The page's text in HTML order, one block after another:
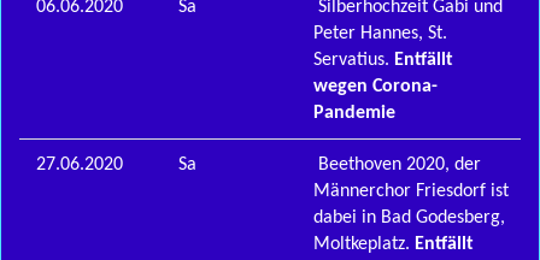
06.06.2020 Sa
Silberhochzeit Gabi und
Peter Hannes, St.
Servatius. Entfällt
wegen Corona-
Pandemie
27.06.2020 Sa
Beethoven 2020, der
Männerchor Friesdorf ist
dabei in Bad Godesberg,
Moltkeplatz. Entfällt